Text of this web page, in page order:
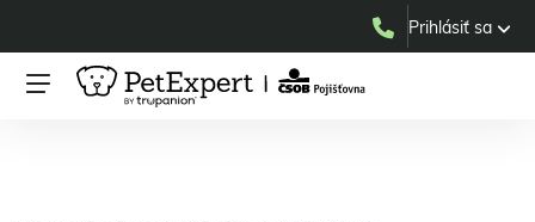
Prihlásiť sa